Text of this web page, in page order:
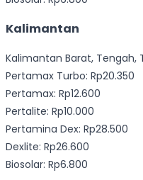
Kalimantan
Kalimantan Barat, Tengah,
Pertamax Turbo: Rp20.350
Pertamax: Rp12.600
Pertalite: Rp10.000
Pertamina Dex: Rp28.500
Dexlite: Rp26.600
Biosolar: Rp6.800